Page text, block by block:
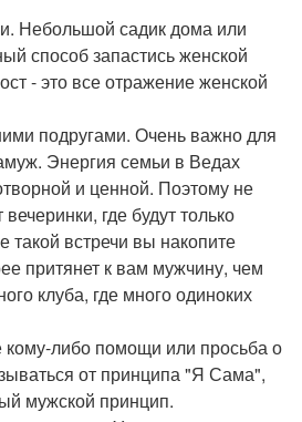
Небольшой садик дома или
способ запастись женской
- это все отражение женской
подругами. Очень важно для
Энергия семьи в Ведах
и ценной. Поэтому не
где будут только
встречи вы накопите
притянет к вам мужчину, чем
клуба, где много одиноких
либо помощи или просьба о
от принципа "Я Сама",
мужской принцип.